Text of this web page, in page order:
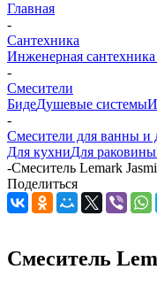
Главная
-
Сантехника
Инженерная сантехника
-
Смесители
БидеДушевые системы
-
Смесители для ванны и
Для кухниДля раковины
-Смеситель Lemark
Поделиться
Смеситель